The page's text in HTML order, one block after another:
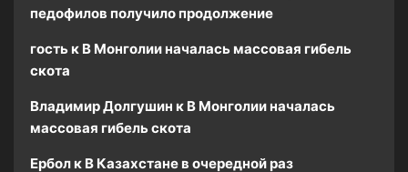
педофилов получило продолжение
гость к В Монголии началась массовая гибель
скота
Владимир Долгушин к В Монголии началась
массовая гибель скота
Ербол к В Казахстане в очередной раз